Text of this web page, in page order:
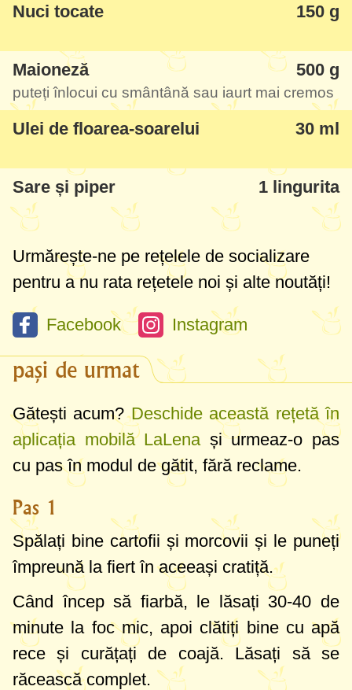
Nuci tocate 150 g
Maioneză 500 g
puteți înlocui cu smântână sau iaurt mai cremos
Ulei de floarea-soarelui 30 ml
Sare și piper 1 lingurita
Urmărește-ne pe rețelele de socializare
pentru a nu rata rețetele noi și alte noutăți!
Facebook Instagram
pași de urmat
Gătești acum?Deschide această rețetă în
aplicația mobilă LaLena și urmeaz-o pas
cu pas în modul de gătit, fără reclame.
Pas 1
Spălați bine cartofii și morcovii și le puneți
împreună la fiert în aceeași cratiță.
Când încep să fiarbă, le lăsați 30-40 de
minute la foc mic, apoi clătiți bine cu apă
rece și curățați de coajă. Lăsați să se
răcească complet.